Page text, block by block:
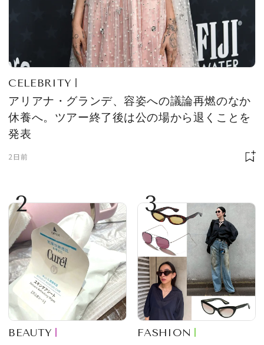
CELEBRITY
アリアナ・グランデ、容姿への議論再燃のなか
休養へ。ツアー終了後は公の場から退くことを
発表
2日前
2
BEAUTY
3
FASHION